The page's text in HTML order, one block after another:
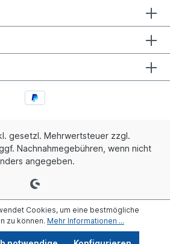
gesetzl. Mehrwertsteuer zzgl.
Nachnahmegebühren, wenn nicht
angegeben.
Cookies, um eine bestmögliche
zu können. Mehr Informationen ...